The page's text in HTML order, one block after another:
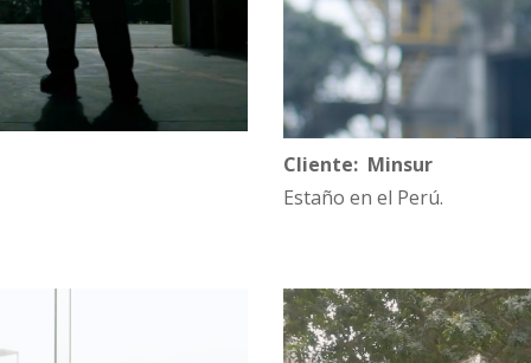
Cliente: Minsur
Estaño en el Perú.